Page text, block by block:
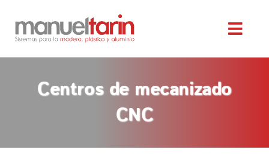
SERVICIOS
Centros de mecanizado
CNC